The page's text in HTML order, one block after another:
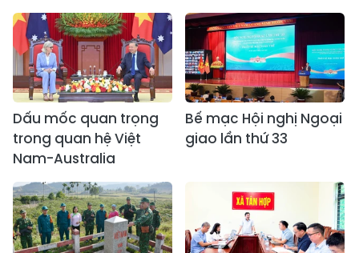
Dấu mốc quan trọng
trong quan hệ Việt
Nam-Australia
Bế mạc Hội nghị Ngoại
giao lần thứ 33